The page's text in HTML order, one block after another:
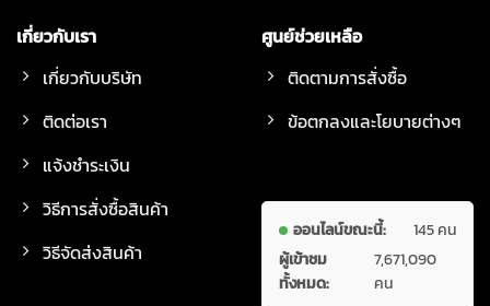
เกี่ยวกับเรา
เกี่ยวกับบริษัท
ติดต่อเรา
แจ้งชำระเงิน
วิธีการสั่งซื้อสินค้า
วิธีจัดส่งสินค้า
ศูนย์ช่วยเหลือ
ติดตามการสั่งซื้อ
ข้อตกลงและโยบายต่างๆ
ออนไลน์ขณะนี้:
145 คน
ผู้เข้าชม
ทั้งหมด:
7,671,090
คน